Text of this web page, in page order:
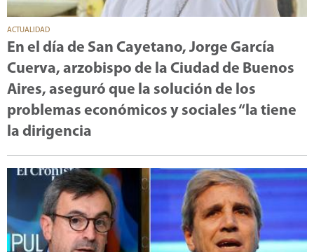
ACTUALIDAD
En el día de San Cayetano, Jorge García
Cuerva, arzobispo de la Ciudad de Buenos
Aires, aseguró que la solución de los
problemas económicos y sociales “la tiene
la dirigencia